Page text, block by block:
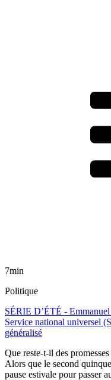
7min
Politique
SÉRIE D’ÉTÉ -
Service national universel
généralisé
Que reste-t-il des
Alors que le second
pause estivale pour passer